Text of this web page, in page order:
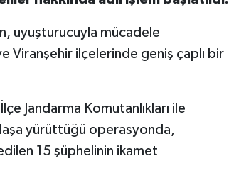
uyuşturucuyla mücadele
Viranşehir ilçelerinde geniş çaplı bir
Jandarma Komutanlıkları ile
yürüttüğü operasyonda,
15 şüphelinin ikamet